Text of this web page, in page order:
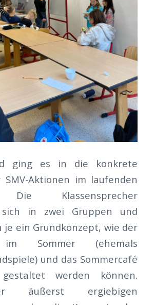
ging es in die konkrete
SMV-Aktionen im laufenden
Die Klassensprecher
sich in zwei Gruppen und
ein Grundkonzept, wie der
im Sommer (ehemals
und das Sommercafé
werden können.
äußerst ergiebigen